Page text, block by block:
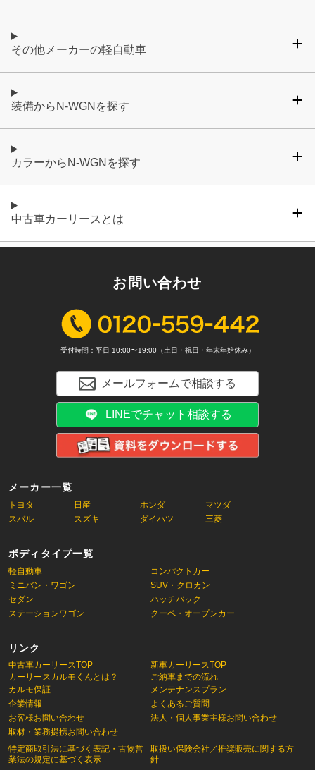
その他メーカーの軽自動車
装備からN-WGNを探す
カラーからN-WGNを探す
中古車カーリースとは
メーカー一覧
トヨタ 日産 ホンダ
マツダ
スバル
スズキ ダイハツ 三菱
ボディタイプ一覧
軽自動車
コンパクトカー
ミニバン・ワゴン
SUV・クロカン
セダン
ハッチバック
ステーションワゴン
クーペ・オープンカー
リンク
中古車カーリースTOP
カーリースカルモくんとは？
新車カーリースTOP
ご納車までの流れ
カルモ保証
企業情報
お客様お問い合わせ
取材・業務提携お問い合わせ
特定商取引法に基づく表記・古物営
業法の規定に基づく表示
メンテナンスプラン
よくあるご質問
法人・個人事業主様お問い合わせ
取扱い保険会社／推奨販売に関する方
針
お問い合わせ
受付時間：平日 10:00〜19:00（土日・祝日・年末年始休み）
メールフォームで相談する
LINEでチャット相談する